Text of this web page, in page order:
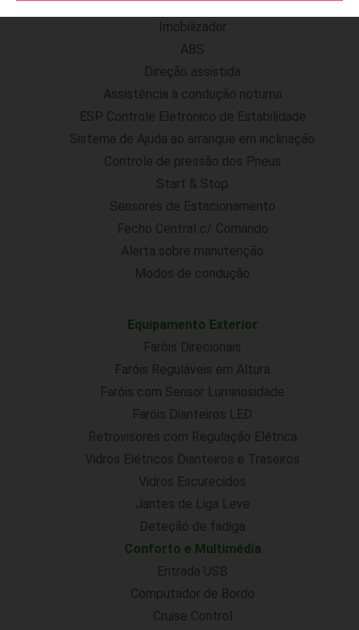
ISOFIX
Imobilizador
ABS
Direção assistida
Assistência à condução noturna
ESP Controle Eletrónico de Estabilidade
Sistema de Ajuda ao arranque em inclinação
Controle de pressão dos Pneus
Start & Stop
Sensores de Estacionamento
Fecho Central c/ Comando
Alerta sobre manutenção
Modos de condução
Equipamento Exterior
Faróis Direcionais
Faróis Reguláveis em Altura
Faróis com Sensor Luminosidade
Faróis Dianteiros LED
Retrovisores com Regulação Elétrica
Vidros Elétricos Dianteiros e Traseiros
Vidros Escurecidos
Jantes de Liga Leve
Deteção de fadiga
Conforto e Multimédia
Entrada USB
Computador de Bordo
Cruise Control